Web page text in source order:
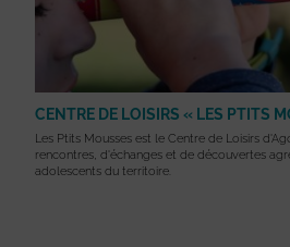
CENTRE DE LOISIRS « LES PTITS
Les Ptits Mousses est le Centre de Loisirs
rencontres, d'échanges et de découvertes
adolescents du territoire.